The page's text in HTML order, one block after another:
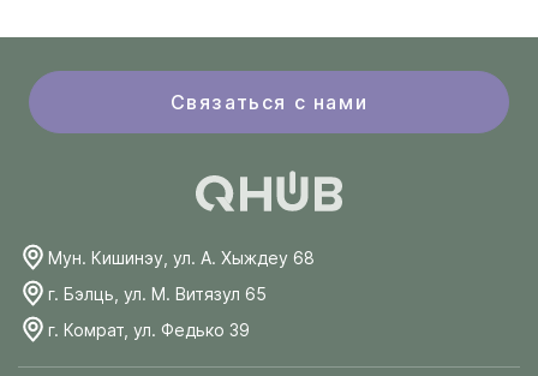
Связаться с нами
Мун. Кишинэу, ул. А. Хыждеу 68
г. Бэлць, ул. М. Витязул 65
г. Комрат, ул. Федько 39